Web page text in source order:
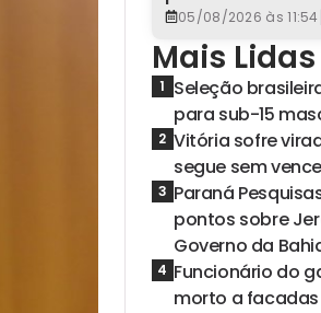
05/08/2026 às 11:54
Mais Lidas
1 Seleção
para sub-15
2 Vitória sofre
segue sem
3 Paraná
pontos sobre
Governo da
4 Funcionário do
morto a